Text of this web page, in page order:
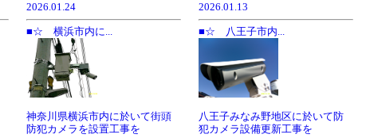
2026.01.24
■☆ 横浜市内に...
神奈川県横浜市内に於いて街頭
防犯カメラを設置工事を
2026.01.13
■☆ 八王子市内...
八王子みなみ野地区に於いて防
犯カメラ設備更新工事を